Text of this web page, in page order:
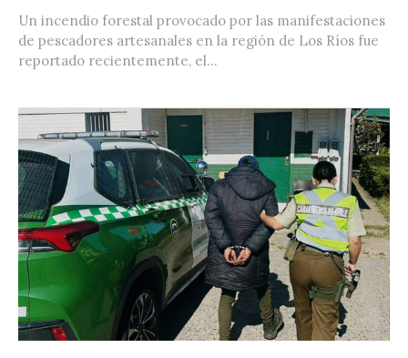
Un incendio forestal provocado por las manifestaciones
de pescadores artesanales en la región de Los Ríos fue
reportado recientemente, el...